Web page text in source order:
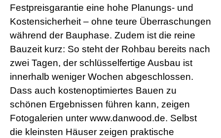
Festpreisgarantie eine hohe Planungs- und
Kostensicherheit – ohne teure Überraschungen
während der Bauphase. Zudem ist die reine
Bauzeit kurz: So steht der Rohbau bereits nach
zwei Tagen, der schlüsselfertige Ausbau ist
innerhalb weniger Wochen abgeschlossen.
Dass auch kostenoptimiertes Bauen zu
schönen Ergebnissen führen kann, zeigen
Fotogalerien unter www.danwood.de. Selbst
die kleinsten Häuser zeigen praktische